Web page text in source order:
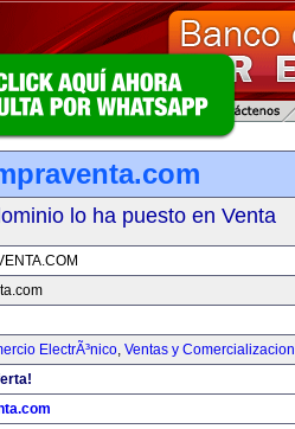
lo ha puesto en Venta
ElectrÃ³nico, Ventas y Comercializacion